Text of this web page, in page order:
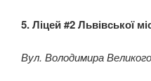
5. Ліцей #2 Львівської
Вул. Володимира